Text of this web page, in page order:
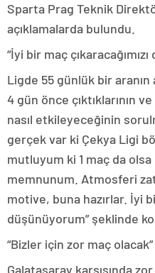
Sparta Prag Teknik
açıklamalarda bulundu.
“İyi bir maç
Ligde 55 günlük bir aranın
4 gün önce çıktıklarının
nasıl etkileyeceğinin
gerçek var ki Çekya Ligi
mutluyum ki 1 maç da olsa
memnunum. Atmosferi
motive, buna hazırlar. İyi
düşünüyorum” şeklinde
“Bizler için zor maç olacak”
Galatasaray karşısında